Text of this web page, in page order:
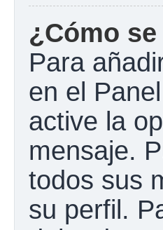
¿Cómo
Para
en el
active la
mensaje.
todos sus
su perfil.